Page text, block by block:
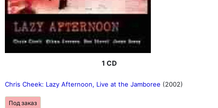
1 CD
Chris Cheek: Lazy Afternoon, Live at the Jamboree (2002)
Под заказ